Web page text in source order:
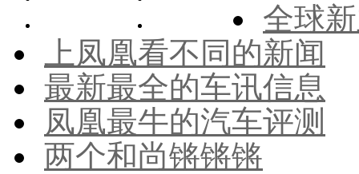
全球
上凤凰看不同的新闻
最新最全的车讯信息
凤凰最牛的汽车评测
两个和尚锵锵锵